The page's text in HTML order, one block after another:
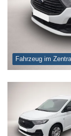
Fahrzeug im